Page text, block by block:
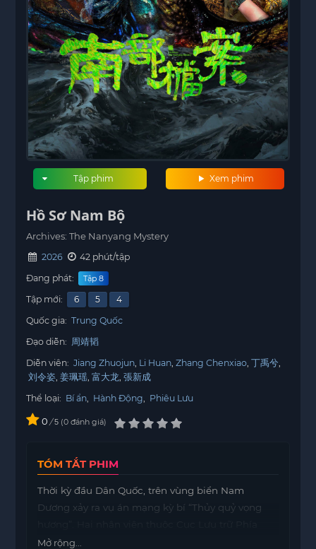
Xem phim
Tập phim
Hồ Sơ Nam Bộ
Archives: The Nanyang Mystery
2026
42 phút/tập
Đang phát:
Tập 8
Tập mới: 6 5
4
Quốc gia: Trung Quốc
Đạo diễn: 周靖韬
Diễn viên: Jiang Zhuojun Li Huan Zhang Chenxiao 丁禹兮
刘令姿 姜珮瑶 富大龙 張新成
Thể loại: Bí ẩn Hành Động Phiêu Lưu
0 / 5 0 đánh giá
TÓM TẮT PHIM
Thời kỳ đầu Dân Quốc, trên vùng biển Nam
Dương xảy ra vụ án mạng kỳ bí “Thủy quỷ vọng
Nam – đơn vị chuyên điều tra các sự kiện huyền
Mở rộng...